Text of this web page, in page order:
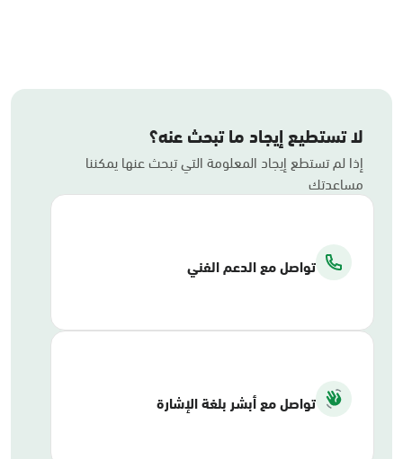
لا تستطيع إيجاد ما تبحث عنه؟
إذا لم تستطع إيجاد المعلومة التي تبحث عنها يمكننا
مساعدتك
تواصل مع الدعم الفني
تواصل مع أبشر بلغة الإشارة